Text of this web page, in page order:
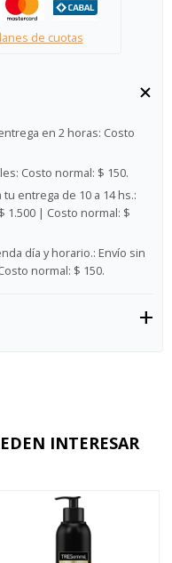
de cuotas
en 2 horas: Costo
Costo normal: $ 150.
entrega de 10 a 14 hs.:
1.500 | Costo normal: $
día y horario.: Envío sin
normal: $ 150.
INTERESAR